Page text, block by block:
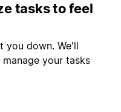
tasks to feel
you down. We'll
your tasks